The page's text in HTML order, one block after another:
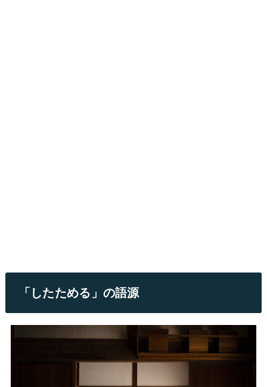
「したためる」の語源